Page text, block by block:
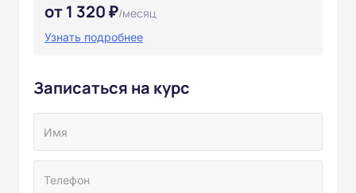
от 1 320 ₽/месяц
Узнать подробнее
Записаться на курс